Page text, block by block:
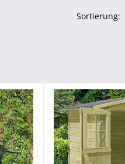
Sortierung: